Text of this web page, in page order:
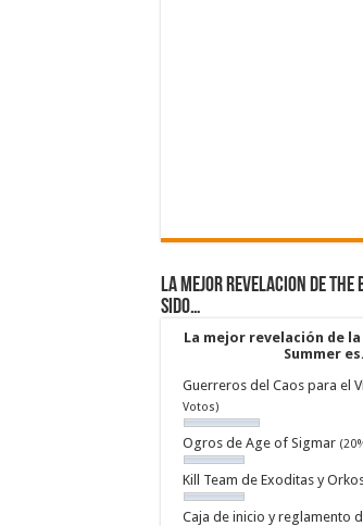
La mejor revelacion de The
sido…
La mejor revelación de la
Summer
Guerreros del Caos para el
Votos)
Ogros de Age of Sigmar
Kill Team de Exoditas y
Caja de inicio y reglamento